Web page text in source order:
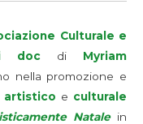
Culturale e
doc di Myriam
nella promozione e
artistico e culturale
Natalein